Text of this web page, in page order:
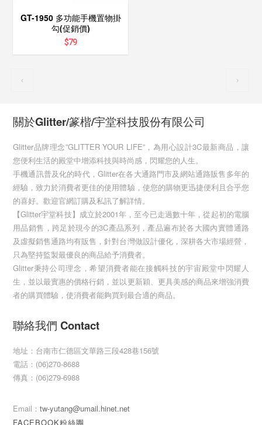
GT-1950 多功能手機置物掛
勾(促銷價)
$79
關於Glitter/篆楷/宇堂科技股份有限公司
Glitter品牌理念”GLITTER YOUR LIFE”，為用心設計3C最新商品，讓
您便利生活的殿堂中增添科技與時尚感，閃耀您的人生。
手機通訊普及化的時代，Glitter在各大通路門市及網站通路販售多年的
經驗，致力於消費者更佳的使用體驗，使您的購物更迅捷便利且合乎您
的喜好。歡迎官網訂購及私訊了解詳情。
【Glitter宇堂科技】成立於2001年，至今已走過數十年，從起初的電腦
用品銷售，跨足於現今的3C產品系列，產品遍布於各大國內實體通路
及虛擬銷售通路均有販售，針對台灣做設計優化，深耕各大市場經營，
只為堅持監製最優良的商品給予消費者。
Glitter秉持公司理念，希望消費者能在接觸科技的宇宙殿堂中閃耀人
生，並以最實惠的價格行銷，並以更新穎、更具美感的商品來增強消費
者的購買體驗，使消費者能夠買到最合適的商品。
聯絡我們 Contact
地址：台南市仁德區文華路三段428巷156號
電話：(06)270-8688
傳真：(06)279-6988
Email： tw-yutang@umail.hinet.net
FACEBOOK粉絲團